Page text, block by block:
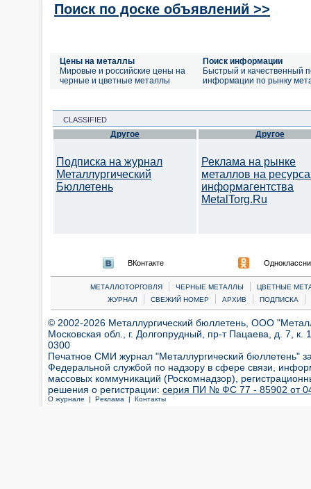
Поиск по доске объявлений >>
Цены на металлы
Мировые и российские цены на
черные и цветные металлы
Поиск информации
Быстрый и качественный
информации по рынку
CLASSIFIED
Другое
Подписка на журнал
Металлургический
Бюллетень
Другое
Реклама на рынке
металлов на
информагентства
MetalTorg.Ru
ВКонтакте
МЕТАЛЛОТОРГОВЛЯ | ЧЕРНЫЕ МЕТАЛЛЫ |
ЦВЕТНЫЕ
ЖУРНАЛ
| СВЕЖИЙ НОМЕР | АРХИВ | ПОДПИСКА |
© 2002-2026 Металлургический бюллетень, ООО
Московская обл., г. Долгопрудный, пр-т Пацаева, д. 7,
0300
Печатное СМИ журнал "Металлургический бюллетень"
Федеральной службой по надзору в сфере связи,
массовых коммуникаций (Роскомнадзор),
решения о регистрации: серия ПИ № ФС 77 - 85902 от 04
О журнале | Реклама | Контакты